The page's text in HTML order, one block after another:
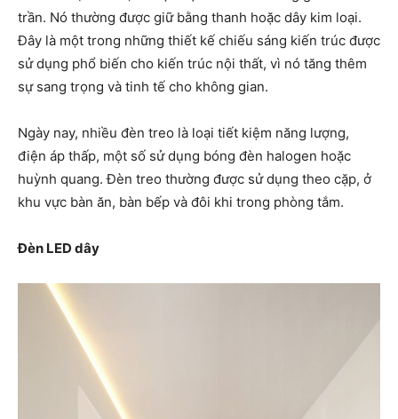
trần. Nó thường được giữ bằng thanh hoặc dây kim loại.
Đây là một trong những thiết kế chiếu sáng kiến ​​trúc được
sử dụng phổ biến cho kiến ​​trúc nội thất, vì nó tăng thêm
sự sang trọng và tinh tế cho không gian.
Ngày nay, nhiều đèn treo là loại tiết kiệm năng lượng,
điện áp thấp, một số sử dụng bóng đèn halogen hoặc
huỳnh quang. Đèn treo thường được sử dụng theo cặp, ở
khu vực bàn ăn, bàn bếp và đôi khi trong phòng tắm.
Đèn LED dây